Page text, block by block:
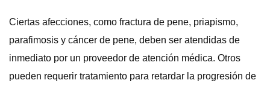
Ciertas afecciones, como fractura de pene, priapismo,
parafimosis y cáncer de pene, deben ser atendidas de
inmediato por un proveedor de atención médica. Otros
pueden requerir tratamiento para retardar la progresión de